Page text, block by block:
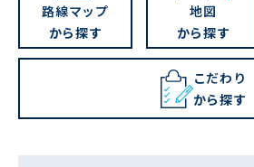
路線マップ
から探す
地図
から探す
こだわり
から探す